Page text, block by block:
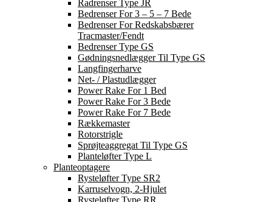
Radrenser Type JR
Bedrenser For 3 – 5 – 7 Bede
Bedrenser For Redskabsbærer
Tracmaster/Fendt
Bedrenser Type GS
Gødningsnedlægger Til Type GS
Langfingerharve
Net- / Plastudlægger
Power Rake For 1 Bed
Power Rake For 3 Bede
Power Rake For 7 Bede
Rækkemaster
Rotorstrigle
Sprøjteaggregat Til Type GS
Planteløfter Type L
Planteoptagere
Rysteløfter Type SR2
Karruselvogn, 2-Hjulet